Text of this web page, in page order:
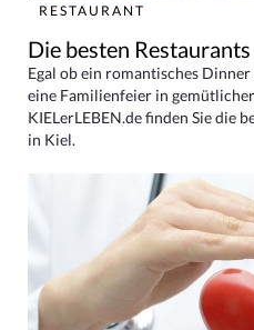
RESTAURANT
Die besten Restaurants
Egal ob ein romantisches
eine Familienfeier in
KIELerLEBEN.de finden Sie die
in Kiel.